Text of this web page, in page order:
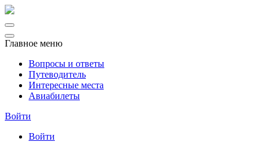
Главное меню
Вопросы и ответы
Путеводитель
Интересные места
Авиабилеты
Войти
Войти